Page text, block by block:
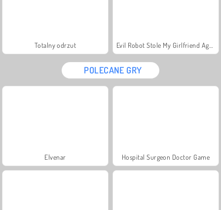
Totalny odrzut
POLECANE GRY
Elvenar Hospital Surgeon Doctor Game